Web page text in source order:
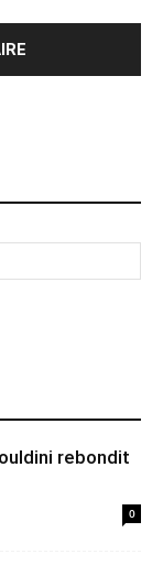
rebondit
0